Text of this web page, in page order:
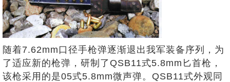
随着7.62mm口径手枪弹逐渐退出我军装备序列，为
了适应新的枪弹，研制了QSB11式5.8mm匕首枪，
该枪采用的是05式5.8mm微声弹。QSB11式外观同